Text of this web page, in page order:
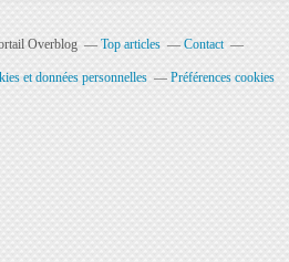
Overblog Top articles Contact
et données personnelles Préférences cookies